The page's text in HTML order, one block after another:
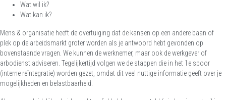
Wat wil ik?
Wat kan ik?
Mens & organisatie heeft de overtuiging dat de kansen op een andere baan of
plek op de arbeidsmarkt groter worden als je antwoord hebt gevonden op
bovenstaande vragen. We kunnen de werknemer, maar ook de werkgever of
arbodienst adviseren. Tegelijkertijd volgen we de stappen die in het 1 e spoor
(interne reïntegratie) worden gezet, omdat dit veel nuttige informatie geeft over je
mogelijkheden en belastbaarheid.